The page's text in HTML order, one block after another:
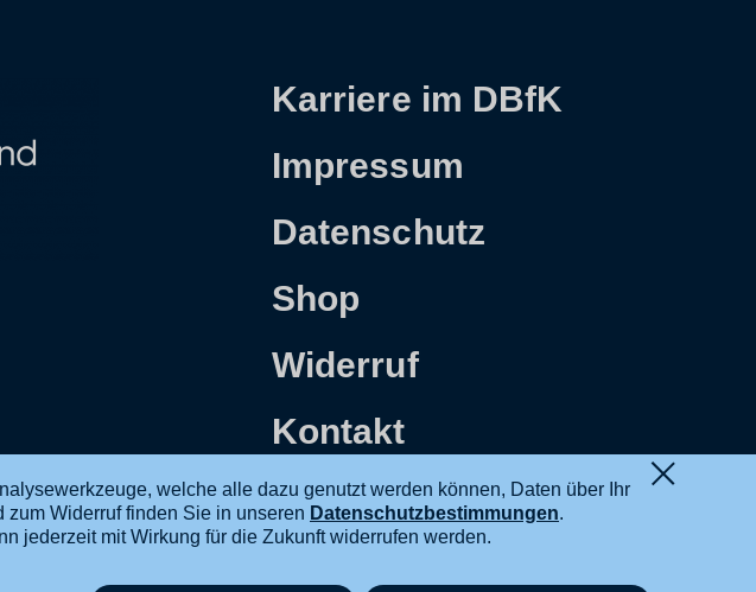
Karriere im DBfK
Impressum
Datenschutz
Shop
Widerruf
Kontakt
welche alle dazu genutzt werden können, Daten über Ihr
Widerruf finden Sie in unseren Datenschutzbestimmungen.
jederzeit mit Wirkung für die Zukunft widerrufen werden.